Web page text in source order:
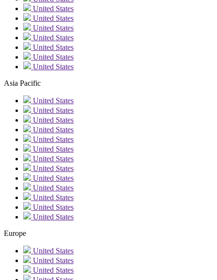
United States
United States
United States
United States
United States
United States
United States
Asia Pacific
United States
United States
United States
United States
United States
United States
United States
United States
United States
United States
United States
United States
United States
Europe
United States
United States
United States